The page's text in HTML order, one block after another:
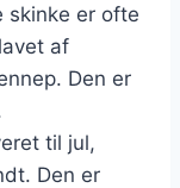
skinke er ofte
af
Den er
til jul,
Den er